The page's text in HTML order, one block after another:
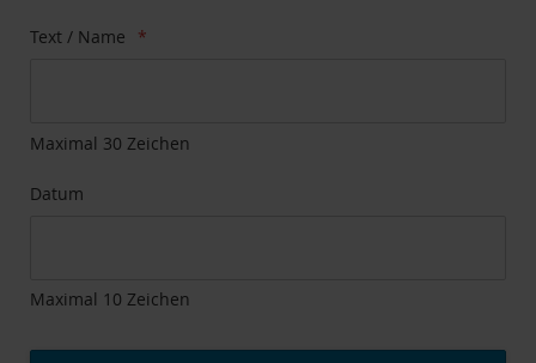
Bildgalerie
Zum
springen
Text / Name
Maximal 30 Zeichen
Datum
Maximal 10 Zeichen